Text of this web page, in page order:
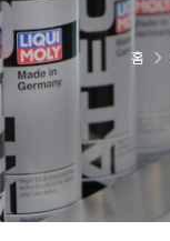
홈